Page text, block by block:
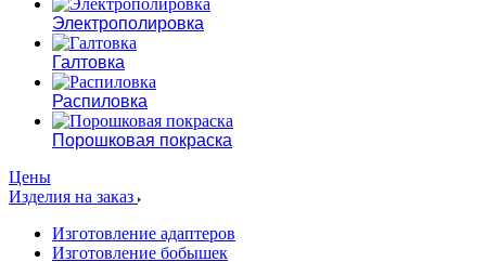
Электрополировка
Галтовка
Распиловка
Порошковая покраска
Цены
Изделия на заказ
Изготовление адаптеров
Изготовление бобышек